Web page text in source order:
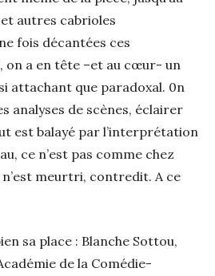
autres cabrioles
fois décantées ces
on a en tête –et au cœur- un
attachant que paradoxal. 0n
analyses de scènes, éclairer
est balayé par l’interprétation
ce n’est pas comme chez
n’est meurtri, contredit. A ce
sa place : Blanche Sottou,
de la Comédie-